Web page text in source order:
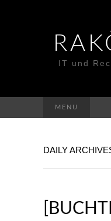
IT und
MENU
DAILY